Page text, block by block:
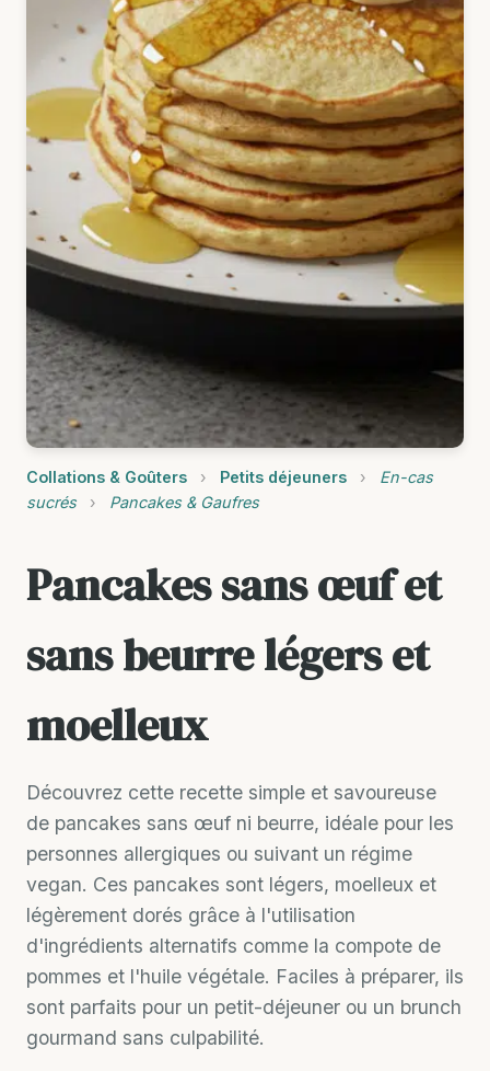
Collations & Goûters › Petits déjeuners ›
En-cas
sucrés
› Pancakes & Gaufres
Pancakes sans œuf et
sans beurre légers et
moelleux
Découvrez cette recette simple et savoureuse
de pancakes sans œuf ni beurre, idéale pour les
personnes allergiques ou suivant un régime
vegan. Ces pancakes sont légers, moelleux et
légèrement dorés grâce à l'utilisation
d'ingrédients alternatifs comme la compote de
pommes et l'huile végétale. Faciles à préparer, ils
sont parfaits pour un petit-déjeuner ou un brunch
gourmand sans culpabilité.